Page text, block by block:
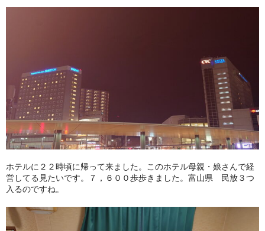
ホテルに２２時頃に帰って来ました。このホテル母親・娘さんで経
営してる見たいです。７，６００歩歩きました。富山県 民放３つ
入るのですね。